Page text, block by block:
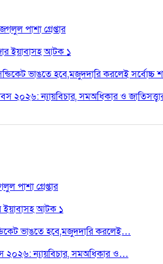
পাশা গ্রেপ্তার
ইয়াবাসহ আটক ১
ভাঙতে হবে,মজুদদারি করলেই সর্বোচ্চ
২০২৬: ন্যায়বিচার, সমঅধিকার ও
পাশা গ্রেপ্তার
ইয়াবাসহ আটক ১
ভাঙতে হবে,মজুদদারি করলেই…
২০২৬: ন্যায়বিচার, সমঅধিকার ও…